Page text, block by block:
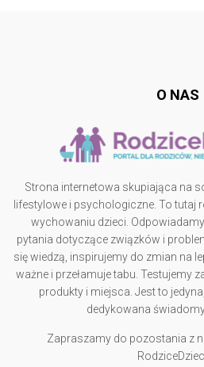
O NAS
Strona internetowa skupiająca na
lifestylowe i psychologiczne. To tutaj
wychowaniu dzieci.
pytania dotyczące związków i
się wiedzą, inspirujemy do zmian na
ważne i przełamuje tabu. Testujemy
produkty i miejsca. Jest to
dedykowana
Zapraszamy do pozostania z